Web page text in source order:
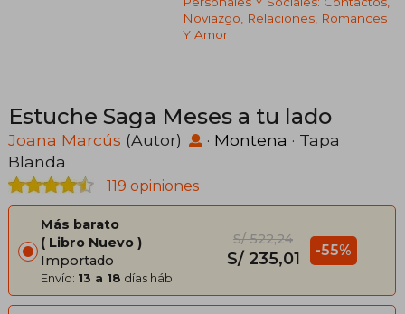
Noviazgo, Relaciones, Romances
Y Amor
Estuche Saga Meses a tu lado
Joana Marcús (Autor) · Montena · Tapa
Blanda
119 opiniones
Más barato
Libro Nuevo
Importado
Envío: 13 a 18 días háb.
S/ 522,24
S/ 235,01 -55%